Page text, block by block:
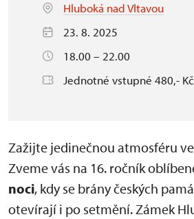
Hluboká nad Vltavou
23. 8. 2025
18.00 – 22.00
Jednotné vstupné 480,- Kč
Zažijte jedinečnou atmosféru
Zveme vás na 16. ročník
noci, kdy se brány českých
otevírají i po setmění. Zámek